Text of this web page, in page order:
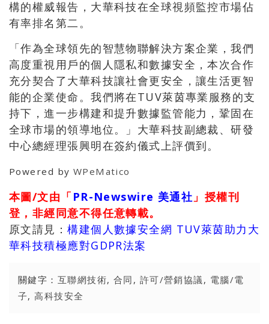
構的權威報告，大華科技在全球視頻監控市場佔
有率排名第二。
「作為全球領先的智慧物聯解決方案企業，我們
高度重視用戶的個人隱私和數據安全，本次合作
充分契合了大華科技讓社會更安全，讓生活更智
能的企業使命。我們將在TUV萊茵專業服務的支
持下，進一步構建和提升數據監管能力，鞏固在
全球市場的領導地位。」大華科技副總裁、研發
中心總經理張興明在簽約儀式上評價到。
Powered by WPeMatico
本圖/文由「 PR-Newswire 美通社 」授權刊
登，非經同意不得任意轉載。
原文請見：構建個人數據安全網 TUV萊茵助力大
華科技積極應對GDPR法案
關鍵字： 互聯網技術, 合同 , 許可/營銷協議 , 電腦/電
子,高科技安全